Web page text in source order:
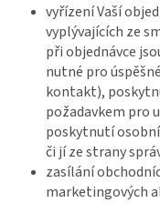
vyřízení Vaší
vyplývajících ze
při objednávce
nutné pro
kontakt),
požadavkem pro
poskytnutí
či jí ze strany
zasílání
marketingových